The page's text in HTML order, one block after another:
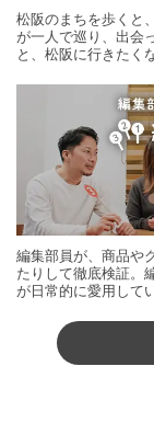
松阪のまちを歩くと
が一人で巡り、出会
と、松阪に行きたく
編集部員が、商品や
たりして徹底検証。
が日常的に愛用して